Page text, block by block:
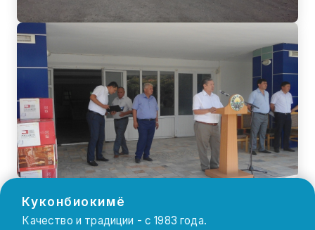
Куконбиокимё
Качество и традиции - с 1983 года.